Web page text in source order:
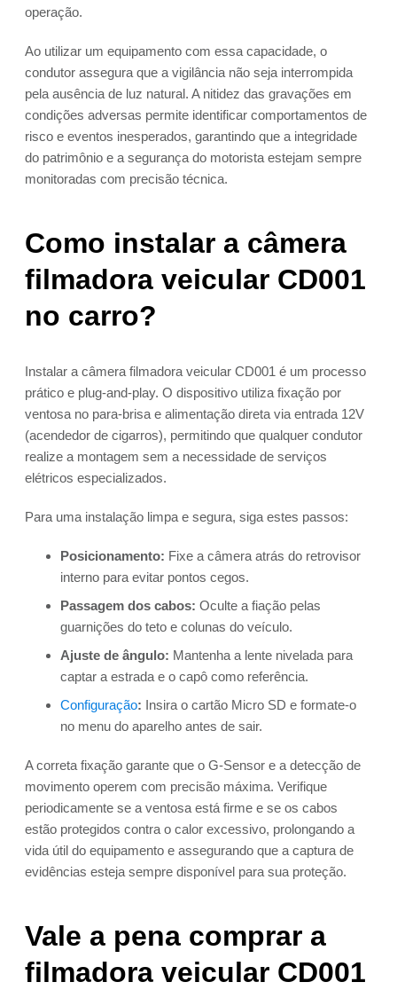
operação.
Ao utilizar um equipamento com essa capacidade, o
condutor assegura que a vigilância não seja interrompida
pela ausência de luz natural. A nitidez das gravações em
condições adversas permite identificar comportamentos de
risco e eventos inesperados, garantindo que a integridade
do patrimônio e a segurança do motorista estejam sempre
monitoradas com precisão técnica.
Como instalar a câmera
filmadora veicular CD001
no carro?
Instalar a câmera filmadora veicular CD001 é um processo
prático e plug-and-play. O dispositivo utiliza fixação por
ventosa no para-brisa e alimentação direta via entrada 12V
(acendedor de cigarros), permitindo que qualquer condutor
realize a montagem sem a necessidade de serviços
elétricos especializados.
Para uma instalação limpa e segura, siga estes passos:
Posicionamento: Fixe a câmera atrás do retrovisor
interno para evitar pontos cegos.
Passagem dos cabos: Oculte a fiação pelas
guarnições do teto e colunas do veículo.
Ajuste de ângulo: Mantenha a lente nivelada para
captar a estrada e o capô como referência.
Configuração: Insira o cartão Micro SD e formate-o
no menu do aparelho antes de sair.
A correta fixação garante que o G-Sensor e a detecção de
movimento operem com precisão máxima. Verifique
periodicamente se a ventosa está firme e se os cabos
estão protegidos contra o calor excessivo, prolongando a
vida útil do equipamento e assegurando que a captura de
evidências esteja sempre disponível para sua proteção.
Vale a pena comprar a
filmadora veicular CD001